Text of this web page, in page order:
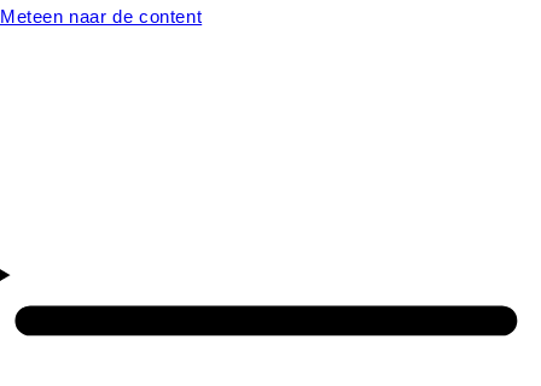
Meteen naar de content